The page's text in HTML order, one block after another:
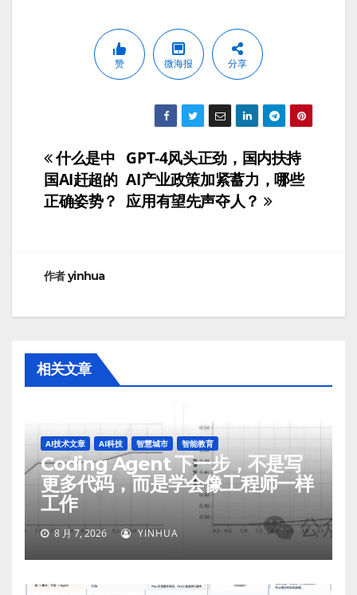
赞 微海报 分享
文
章
航
GPT-4风头正劲，国内扶持
AI产业政策加紧蓄力，哪些
应用有望先声夺人？
什么是中
国AI赶超的
正确姿势？
作者yinhua
相关文章
AI技术文章 AI科技 智慧城市 智能教育
Coding Agent 下一步，不是写
更多代码，而是学会像工程师一样
工作
8 月 7, 2026 YINHUA